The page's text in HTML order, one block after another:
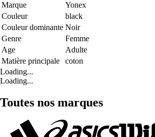
Marque
Yonex
Couleur
black
Couleur dominante Noir
Genre
Femme
Age
Adulte
Matière principale
coton
Loading...
Loading...
Toutes nos marques